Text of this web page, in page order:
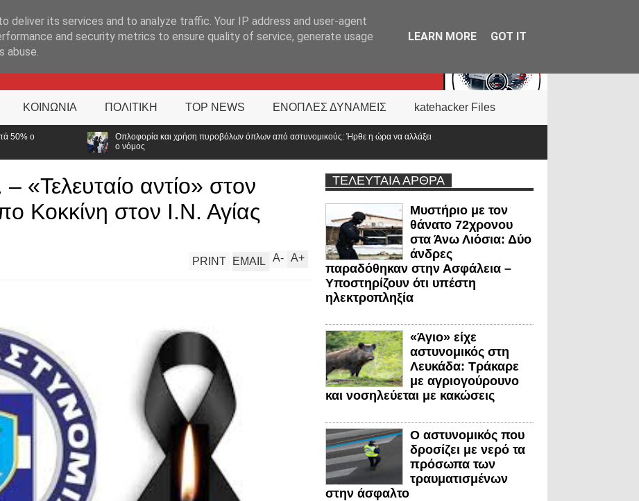
ΚΟΙΝΩΝΙΑ ΠΟΛΙΤΙΚΗ TOP NEWS ΕΝΟΠΛΕΣ ΔΥΝΑΜΕΙΣ katehacker Files
και χρήση πυροβόλων όπλων από αστυνομικούς: Ήρθε η ώρα να αλλάξει
«Τελευταίο αντίο» στον
Κοκκίνη στον Ι.Ν. Αγίας
A+
A-
PRINT EMAIL
ΤΕΛΕΥΤΑΙΑ ΑΡΘΡΑ
Μυστήριο με τον
θάνατο 72χρονου
στα Άνω Λιόσια: Δύο
άνδρες
παραδόθηκαν στην Ασφάλεια –
Υποστηρίζουν ότι υπέστη
ηλεκτροπληξία
«Άγιο» είχε
αστυνομικός στη
Λευκάδα: Τράκαρε
με αγριογούρουνο
και νοσηλεύεται με κακώσεις
Ο αστυνομικός που
δροσίζει με νερό τα
πρόσωπα των
τραυματισμένων
στην άσφαλτο
deliver its services and to analyze traffic. Your IP address and user-agent
and security metrics to ensure quality of service, generate usage
abuse.
LEARN MORE GOT IT